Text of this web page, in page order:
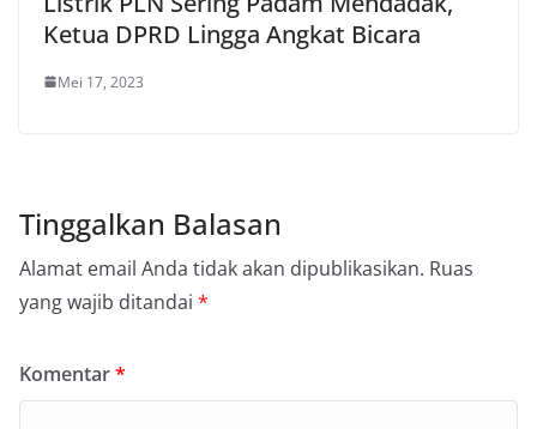
Ketua DPRD Lingga Angkat Bicara
Mei 17, 2023
Tinggalkan Balasan
Alamat email Anda tidak akan dipublikasikan. Ruas
yang wajib ditandai *
Komentar*